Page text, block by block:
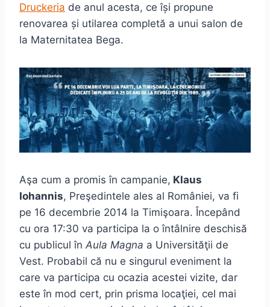
Druckeria de anul acesta, ce își propune
renovarea și utilarea completă a unui salon de
la Maternitatea Bega.
Aşa cum a promis în campanie, Klaus
Iohannis, Preşedintele ales al României, va fi
pe 16 decembrie 2014 la Timişoara. Începând
cu ora 17:30 va participa la o întâlnire deschisă
cu publicul în Aula Magna a Universităţii de
Vest. Probabil că nu e singurul eveniment la
care va participa cu ocazia acestei vizite, dar
este în mod cert, prin prisma locaţiei, cel mai